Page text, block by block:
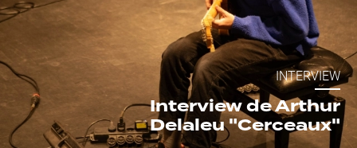
INTERVIEW
Interview de Arthur
Delaleu "Cerceaux"